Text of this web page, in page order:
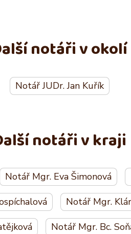
notáři v okolí
Notář JUDr. Jan Kuřík
notáři v kraji
Notář Mgr. Eva Šimonová
Notář Mgr.
Notář Mgr. Bc.